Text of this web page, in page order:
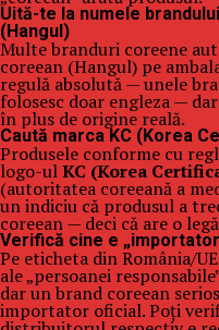
Uită-te la numele
(Hangul)
Multe branduri coreene
coreean (Hangul) pe
regulă absolută — unele
folosesc doar engleza —
în plus de origine reală.
Caută marca KC (Korea
Produsele conforme cu
logo-ulKC (Korea
(autoritatea coreeană a
un indiciu că produsul a
coreean — deci că are o
Verifică cine e
Pe eticheta din România/
ale „persoanei
dar un brand coreean
importator oficial. Poți